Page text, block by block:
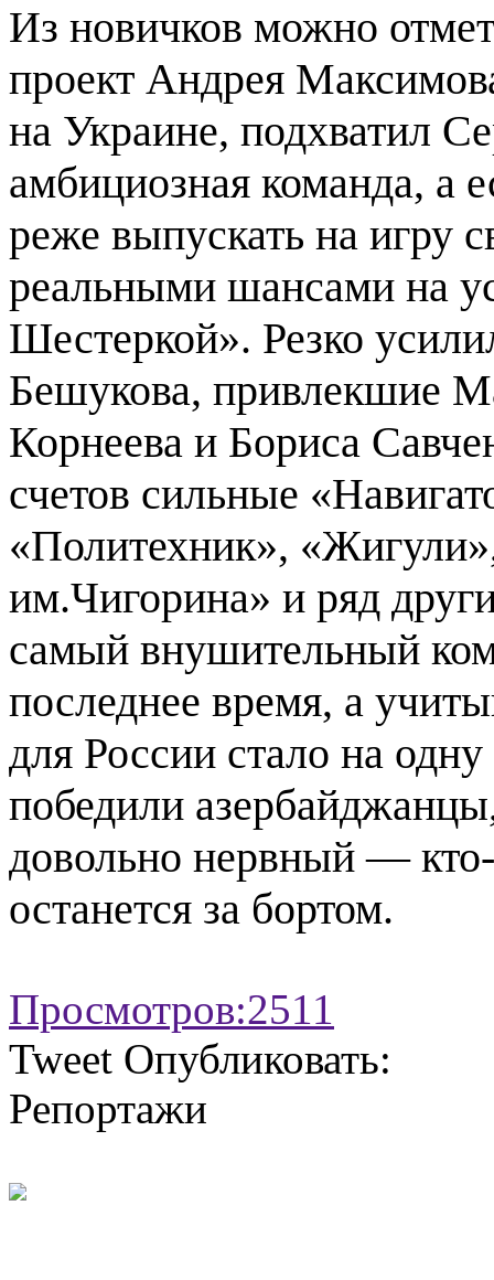
Из новичков можно
проект Андрея
на Украине, подхватил
амбициозная команда, а
реже выпускать на игру
реальными шансами на
Шестеркой». Резко
Бешукова, привлекшие
Корнеева и Бориса
счетов сильные
«Политехник»,
им.Чигорина» и ряд
самый внушительный
последнее время, а
для России стало на
победили
довольно нервный — кто-
останется за бортом.
Просмотров:2511
Tweet Опубликовать:
Репортажи